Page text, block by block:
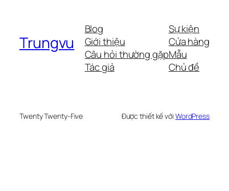
Trungvu
Blog
Giới thiệu
Câu hỏi thường gặp
Tác giả
Sự kiện
Cửa hàng
Mẫu
Chủ đề
Twenty Twenty-Five Được thiết kế với WordPress